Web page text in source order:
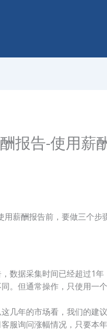
报告-使用薪
薪酬报告前，要做三个
数据采集时间已经超过1年
。但通常操作，只使用一
几年的市场看，我们的建
服询问涨幅情况，只要本